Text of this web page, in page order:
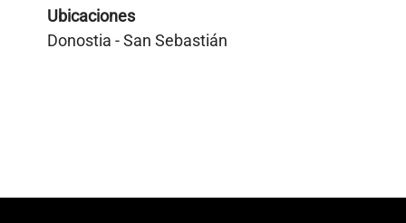
Ubicaciones
Donostia - San Sebastián